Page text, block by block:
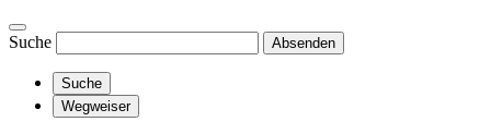
Suche Absenden
Suche
Wegweiser